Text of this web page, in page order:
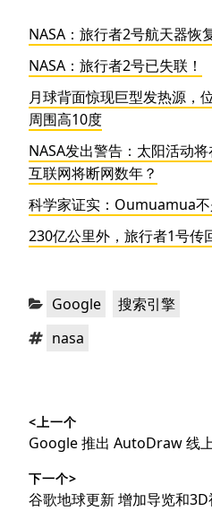
NASA：旅行者2号航天器恢
NASA：旅行者2号已失联！
月球背面惊现巨型发热源，
周围高10度
NASA发出警告：太阳活动
互联网将断网数年？
科学家证实：Oumuamua
230亿公里外，旅行者1号传
分
Google ，
搜索引擎
标 nasa
章
导
航
<上一个
上
文
章：
Google 推出 AutoDraw 线
下一个>
下
谷歌地球更新 增加导览和3D